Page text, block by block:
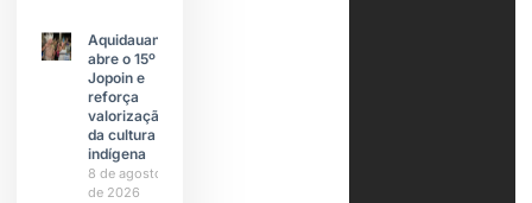
Aquidauana
abre o 15º
Jopoin e
reforça
valorização
da cultura
indígena
8 de agosto
de 2026